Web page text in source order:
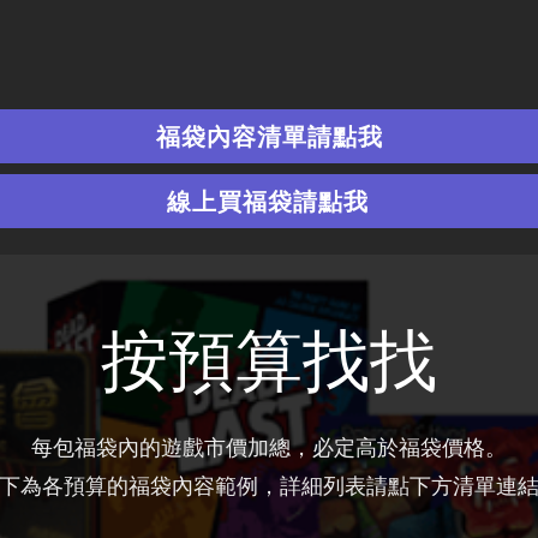
福袋內容清單請點我
線上買福袋請點我
按預算找找
每包福袋內的遊戲市價加總，必定高於福袋價格。
為各預算的福袋內容範例，詳細列表請點下方清單連